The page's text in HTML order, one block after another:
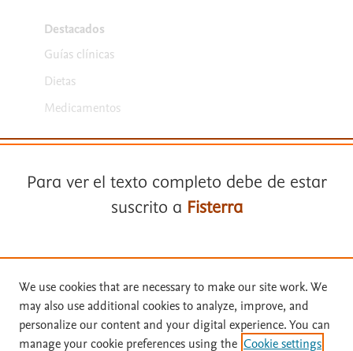
Destacados
Guías clínicas
Dietas
Medicamentos
Términos y condiciones
Política de privacidad
Copyright ©
Elsevier España SLU, sus licenciantes y
colaboradores. Se reservan todos los derechos, incluidos los de minería
Para ver el texto completo debe de estar
suscrito a Fisterra
Solicite una prueba gratuita
We use cookies that are necessary to make our site work. We
may also use additional cookies to analyze, improve, and
personalize our content and your digital experience. You can
manage your cookie preferences using the Cookie settings